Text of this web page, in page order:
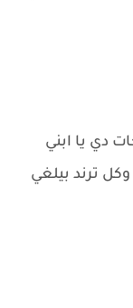
دي يا ابني
ترند بيلغي